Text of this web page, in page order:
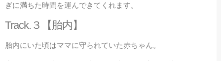
ぎに満ちた時間を運んできてくれます。
Track.３【胎内】
胎内にいた頃はママに守られていた赤ちゃん。